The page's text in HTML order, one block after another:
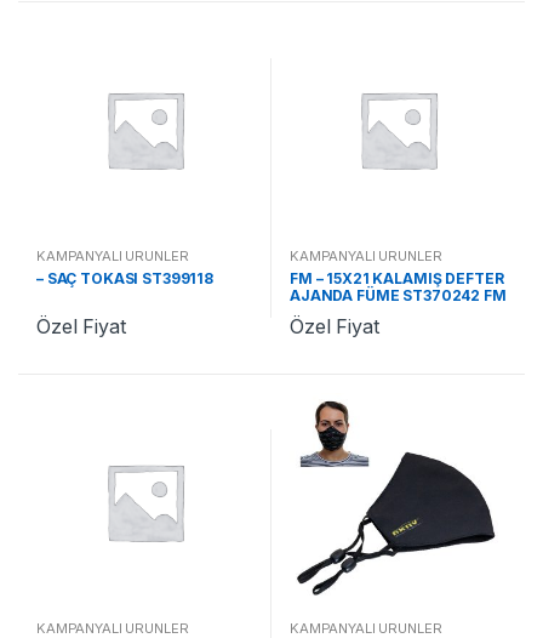
KAMPANYALI ÜRÜNLER
– SAÇ TOKASI ST399118
Özel Fiyat
KAMPANYALI ÜRÜNLER
FM – 15X21 KALAMIŞ DEFTER
AJANDA FÜME ST370242 FM
Özel Fiyat
KAMPANYALI ÜRÜNLER KAMPANYALI ÜRÜNLER